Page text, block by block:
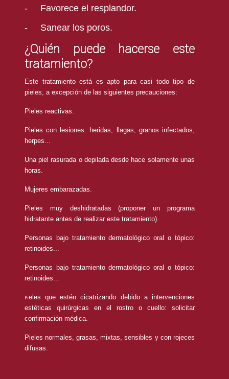
-
Favorece el resplandor.
-
Sanear los poros.
¿Quién puede hacerse este
tratamiento?
Este tratamiento está es apto para casi todo tipo de
pieles, a excepción de las siguientes precauciones:
Pieles reactivas.
Pieles con lesiones: heridas, llagas, granos infectados,
herpes...
Una piel rasurada o depilada desde hace solamente unas
horas.
Mujeres embarazadas.
Pieles muy deshidratadas (proponer un programa
hidratante antes de realizar este tratamiento).
Personas bajo tratamiento dermatológico oral o tópico:
retinoides...
Personas bajo tratamiento dermatológico oral o tópico:
retinoides...
Pieles que estén cicatrizando debido a intervenciones
estéticas quirúrgicas en el rostro o cuello: solicitar
confirmación médica.
Pieles normales, grasas, mixtas, sensibles y con rojeces
difusas.